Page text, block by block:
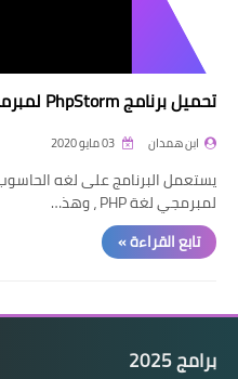
تحميل برنامج PhpStorm لمبرمجي php اخر اصدار
ابن همدان
لمبرمجي لغة PHP ، وهذ…
تابع القراءة »
برامج 2025